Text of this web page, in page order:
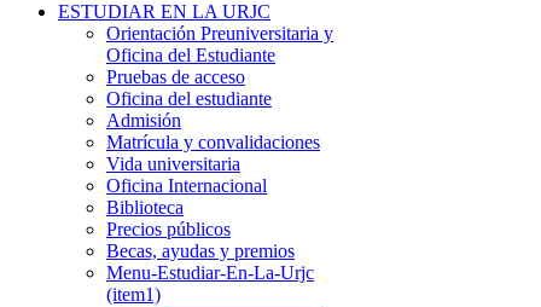
ESTUDIAR EN LA URJC
Orientación Preuniversitaria y
Oficina del Estudiante
Pruebas de acceso
Oficina del estudiante
Admisión
Matrícula y convalidaciones
Vida universitaria
Oficina Internacional
Biblioteca
Precios públicos
Becas, ayudas y premios
Menu-Estudiar-En-La-Urjc
(item1)